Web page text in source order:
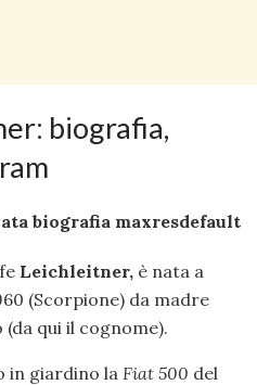
biografia,
Leichleitner, è nata a
(Scorpione) da madre
qui il cognome).
in giardino la Fiat 500 del